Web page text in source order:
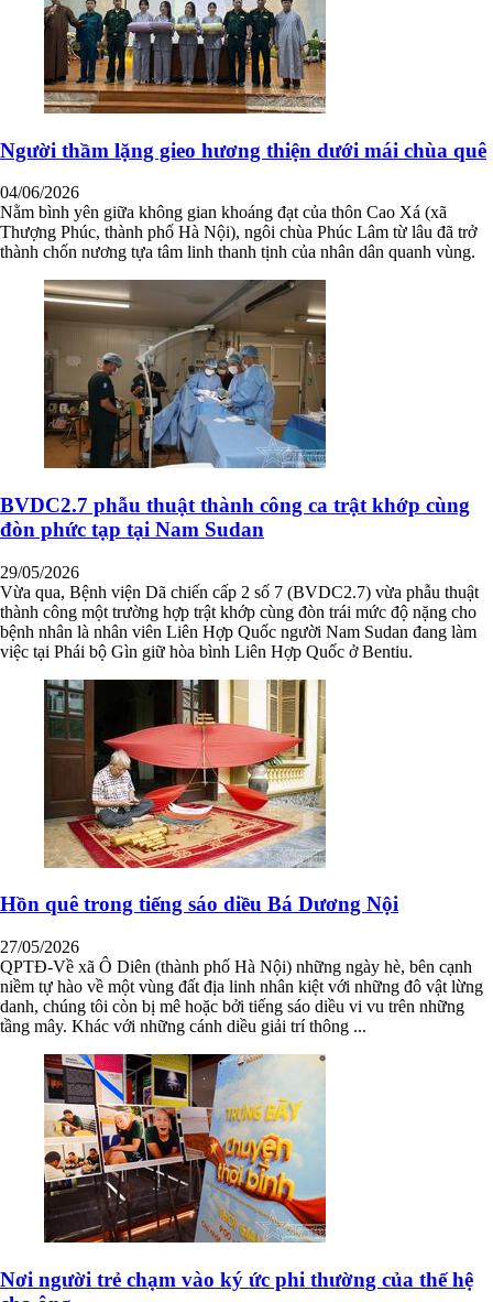
Người thầm lặng gieo hương thiện dưới mái chùa quê
04/06/2026
Nằm bình yên giữa không gian khoáng đạt của thôn Cao Xá (xã
Thượng Phúc, thành phố Hà Nội), ngôi chùa Phúc Lâm từ lâu đã trở
thành chốn nương tựa tâm linh thanh tịnh của nhân dân quanh vùng.
BVDC2.7 phẫu thuật thành công ca trật khớp cùng
đòn phức tạp tại Nam Sudan
29/05/2026
Vừa qua, Bệnh viện Dã chiến cấp 2 số 7 (BVDC2.7) vừa phẫu thuật
thành công một trường hợp trật khớp cùng đòn trái mức độ nặng cho
bệnh nhân là nhân viên Liên Hợp Quốc người Nam Sudan đang làm
việc tại Phái bộ Gìn giữ hòa bình Liên Hợp Quốc ở Bentiu.
Hồn quê trong tiếng sáo diều Bá Dương Nội
27/05/2026
QPTĐ-Về xã Ô Diên (thành phố Hà Nội) những ngày hè, bên cạnh
niềm tự hào về một vùng đất địa linh nhân kiệt với những đô vật lừng
danh, chúng tôi còn bị mê hoặc bởi tiếng sáo diều vi vu trên những
tầng mây. Khác với những cánh diều giải trí thông ...
Nơi người trẻ chạm vào ký ức phi thường của thế hệ